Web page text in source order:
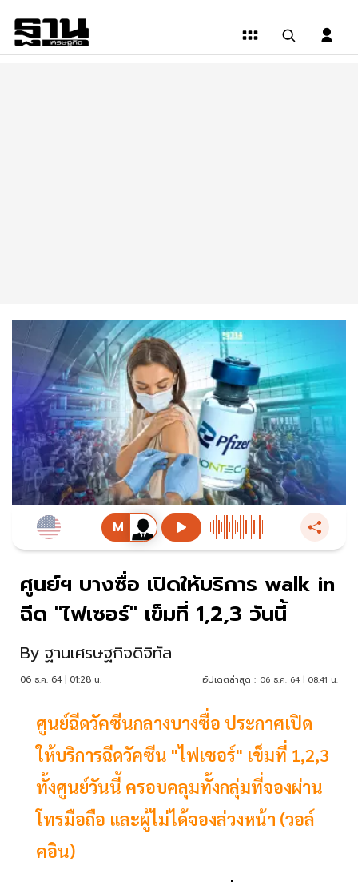
ศูนย์ฯ บางซื่อ เปิดให้บริการ walk in
ฉีด "ไฟเซอร์" เข็มที่ 1,2,3 วันนี้
By ฐานเศรษฐกิจดิจิทัล
06 ธ.ค. 64 | 01:28 น. อัปเดตล่าสุด : 06 ธ.ค. 64 | 08:41 น.
ศูนย์ฉีดวัคซีนกลางบางซื่อ ประกาศเปิด
ให้บริการฉีดวัคซีน "ไฟเซอร์" เข็มที่ 1,2,3
ทั้งศูนย์วันนี้ ครอบคลุมทั้งกลุ่มที่จองผ่าน
โทรมือถือ และผู้ไม่ได้จองล่วงหน้า (วอล์
คอิน)